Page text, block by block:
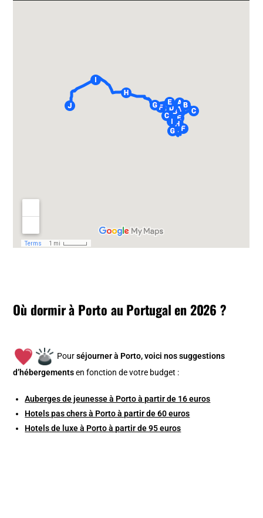
Où dormir à Porto au Portugal en 2026 ?
Pourséjourner à Porto, voici nos suggestions
d’hébergements en fonction de votre budget :
Auberges de jeunesse à Porto à partir de 16 euros
Hotels pas chers à Porto à partir de 60 euros
Hotels de luxe à Porto à partir de 95 euros